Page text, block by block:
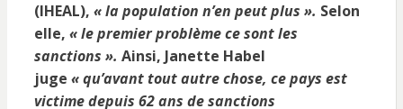
(IHEAL), « la population n’en peut plus ». Selon
elle, « le premier problème ce sont les
sanctions ». Ainsi, Janette Habel
juge « qu’avant tout autre chose, ce pays est
victime depuis 62 ans de sanctions